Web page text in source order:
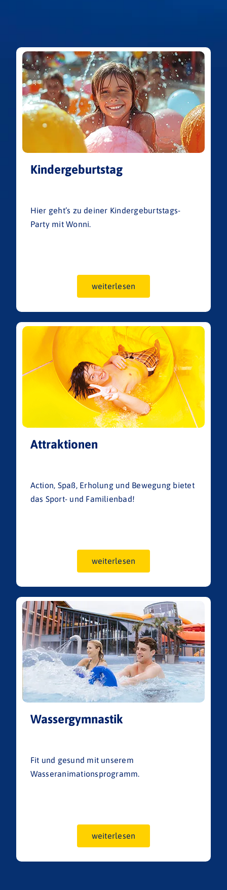
Kindergeburtstag
Hier geht’s zu deiner Kindergeburtstags-
Party mit Wonni.
weiterlesen
Attraktionen
Action, Spaß, Erholung und Bewegung bietet
das Sport- und Familienbad!
weiterlesen
Wassergymnastik
Fit und gesund mit unserem
Wasseranimationsprogramm.
weiterlesen